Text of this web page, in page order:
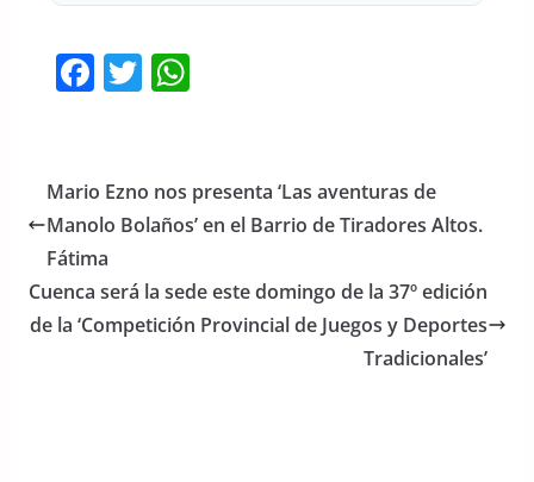
F
e
b
o
o
k
T
er
W
s
A
p
Mario Ezno nos presenta ‘Las aventuras de
Manolo Bolaños’ en el Barrio de Tiradores Altos.
Fátima
Cuenca será la sede este domingo de la 37º edición
de la ‘Competición Provincial de Juegos y Deportes
Tradicionales’